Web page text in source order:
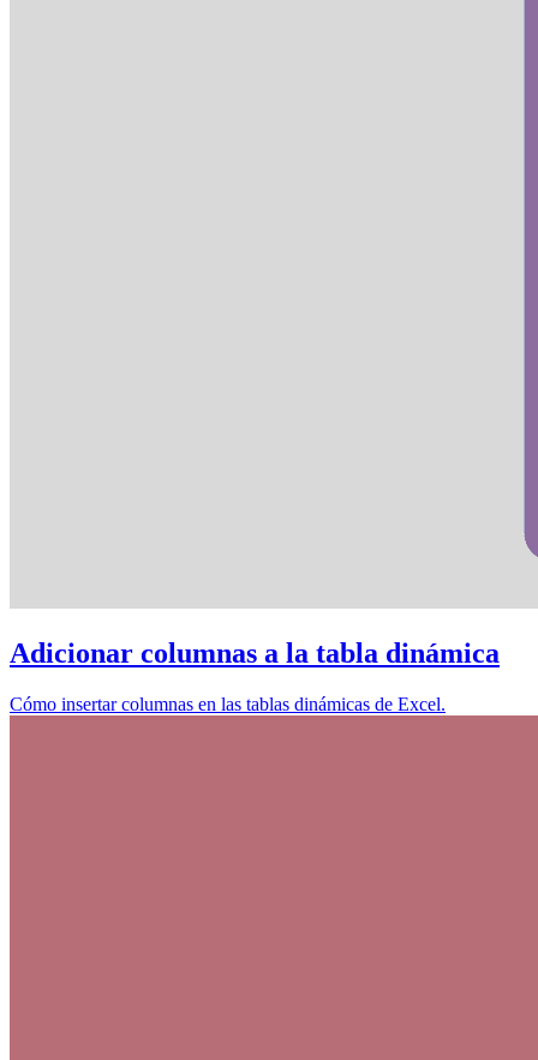
Adicionar columnas a la tabla dinámica
Cómo insertar columnas en las tablas dinámicas de Excel.